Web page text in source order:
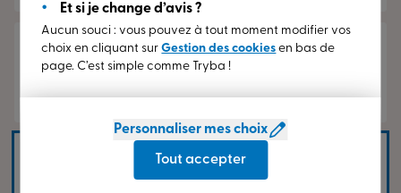
Aluminium
Cadre design et fin,
optimale
Et si je change d’avis ?
Aucun souci : vous pouvez à tout moment modifier vos
choix en cliquant surGestion des cookies en bas de
page. C’est simple comme Tryba !
Personnaliser mes choix
Tout accepter